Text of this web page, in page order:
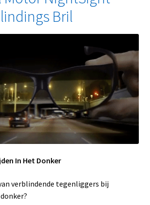
Bril
In Het Donker
verblindende tegenliggers bij